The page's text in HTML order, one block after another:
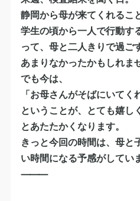
静岡から母が来てくれるこ
学生の頃から一人で行動す
って、母と二人きりで過ご
あまりなかったかもしれま
でも今は、
「お母さんがそばにいてく
ということが、とても嬉し
とあたたかくなります。
きっと今回の時間は、母と
い時間になる予感がしてい
⸻